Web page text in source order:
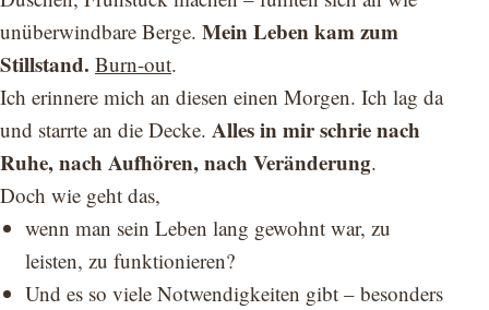
unüberwindbare Berge. Mein Leben kam zum
Stillstand. Burn-out.
Ich erinnere mich an diesen einen Morgen. Ich lag da
und starrte an die Decke. Alles in mir schrie nach
Ruhe, nach Aufhören, nach Veränderung.
Doch wie geht das,
wenn man sein Leben lang gewohnt war, zu
leisten, zu funktionieren?
Und es so viele Notwendigkeiten gibt – besonders